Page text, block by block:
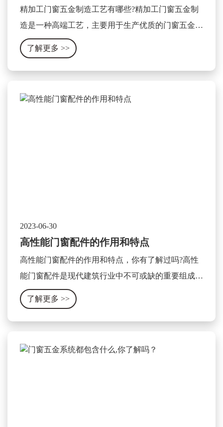
精加工门窗五金制造工艺有哪些?精加工门窗五金制
造是一种高端工艺，主要用于生产优质的门窗五金产
品。这种工艺主要包含以下几个方面：
了解更多 >>
2023-06-30
高性能门窗配件的作用和特点
高性能门窗配件的作用和特点，你有了解过吗?高性
能门窗配件是现代建筑行业中不可或缺的重要组成部
分，它可以显著提升门窗的使用性能和安全性。其作
用和特点可以被总结为以下几个方面。
了解更多 >>